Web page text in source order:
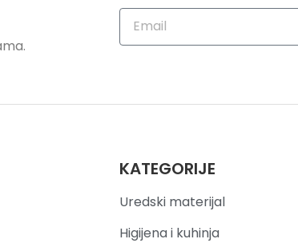
KATEGORIJE
Uredski materijal
Higijena i kuhinja